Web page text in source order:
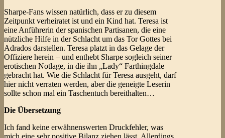
Sharpe-Fans wissen natürlich, dass er zu diesem
Zeitpunkt verheiratet ist und ein Kind hat. Teresa ist
eine Anführerin der spanischen Partisanen, die eine
nützliche Hilfe in der Schlacht um das Tor Gottes bei
Adrados darstellen. Teresa platzt in das Gelage der
Offiziere herein – und enthebt Sharpe sogleich seiner
erotischen Notlage, in die ihn „Lady“ Farthingdale
gebracht hat. Wie die Schlacht für Teresa ausgeht, darf
hier nicht verraten werden, aber die geneigte Leserin
sollte schon mal ein Taschentuch bereithalten…
Die Übersetzung
Ich fand keine erwähnenswerten Druckfehler, was